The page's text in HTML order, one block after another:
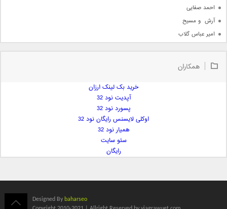
احمد صفایی
آرش  و مسیح
امیر عباس گلاب
امیر علی
ایمان فلاح
همکاران
خرید بک لینک ارزان
آپدیت نود 32
پسورد نود 32
اوکلی لایسنس رایگان نود 32
همیار نود 32
سئو سایت
رایگان
Designed By baharseo